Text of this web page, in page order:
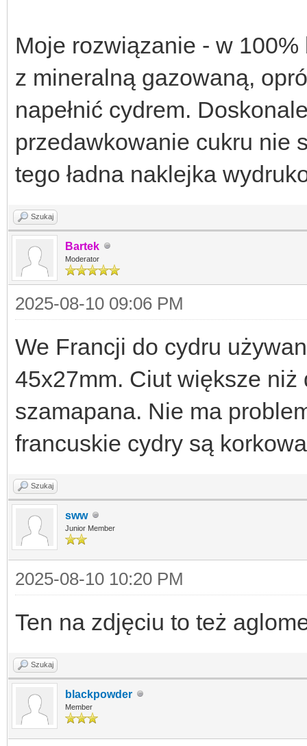
Moje rozwiązanie - w
z mineralną gazowaną,
napełnić cydrem.
przedawkowanie cukru nie
tego ładna naklejka
Szukaj
Bartek
Moderator
2025-08-10 09:06 PM
We Francji do cydru
45x27mm. Ciut większe
szamapana. Nie ma
francuskie cydry są
Szukaj
sww
Junior Member
2025-08-10 10:20 PM
Ten na zdjęciu to też
Szukaj
blackpowder
Member